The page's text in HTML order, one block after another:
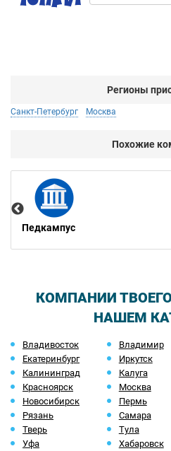
Регионы
Санкт-Петербург Москва
Похожие
Педкампус
КОМПАНИИ
НАШЕМ
Владивосток Владимир
Екатеринбург
Иркутск
Калининград
Калуга
Красноярск
Москва
Новосибирск
Пермь
Рязань
Самара
Тверь
Тула
Уфа
Хабаровск